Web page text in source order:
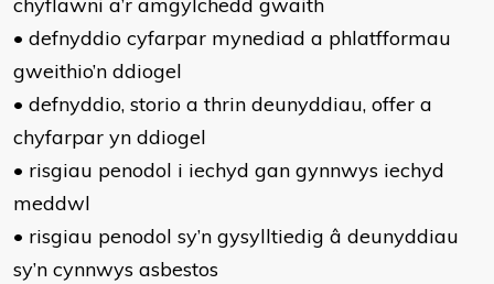
• defnyddio cyfarpar mynediad a phlatfformau
gweithio’n ddiogel
• defnyddio, storio a thrin deunyddiau, offer a
chyfarpar yn ddiogel
• risgiau penodol i iechyd gan gynnwys iechyd
meddwl
• risgiau penodol sy’n gysylltiedig â deunyddiau
sy’n cynnwys asbestos